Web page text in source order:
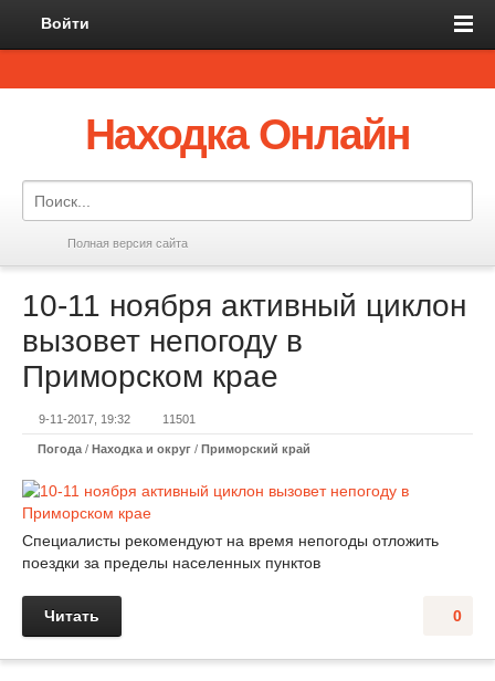
Войти
Находка Онлайн
Полная версия сайта
10-11 ноября активный циклон
вызовет непогоду в
Приморском крае
9-11-2017, 19:32 11501
Погода / Находка и округ / Приморский край
Специалисты рекомендуют на время непогоды отложить
поездки за пределы населенных пунктов
0
Читать